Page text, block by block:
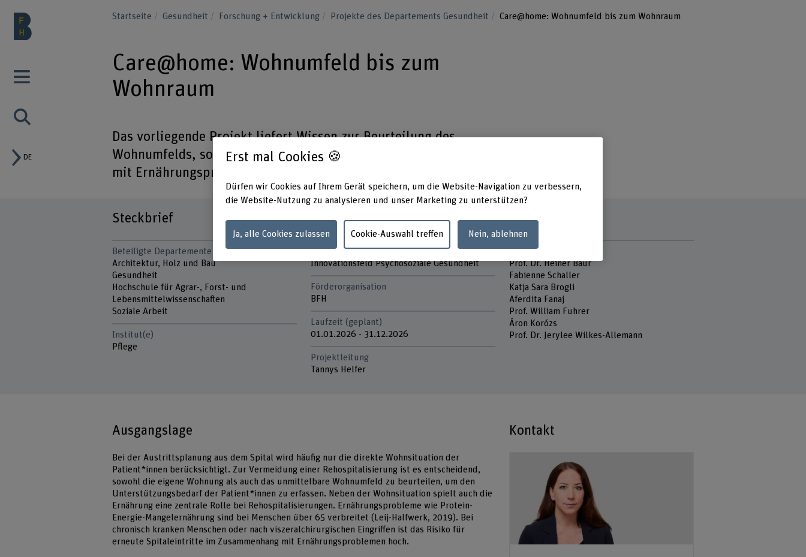
DE
Startseite Gesundheit Forschung + Entwicklung Projekte des Departements Gesundheit Care@home: Wohnumfeld bis zum Wohnraum
Care@home: Wohnumfeld bis zum
Wohnraum
Das vorliegende Projekt liefert Wissen zur Beurteilung des
Wohnumfelds, sowie zur effizienten Versorgung von Patient*innen
mit Ernährungsproblemen im Care@home-Kontext.
Steckbrief
Beteiligte Departemente
Architektur, Holz und Bau
Gesundheit
Hochschule für Agrar-, Forst- und
Lebensmittelwissenschaften
Soziale Arbeit
Institut(e)
Pflege
Forschungseinheit(en)
Innovationsfeld Psychosoziale Gesundheit
Förderorganisation
BFH
Laufzeit (geplant)
01.01.2026 - 31.12.2026
Projektleitung
Tannys Helfer
Projektmitarbeitende
Prof. Dr. Heiner Baur
Fabienne Schaller
Katja Sara Brogli
Aferdita Fanaj
Prof. William Fuhrer
Áron Korózs
Prof. Dr. Jerylee Wilkes-Allemann
Ausgangslage
Bei der Austrittsplanung aus dem Spital wird häufig nur die direkte Wohnsituation der
Patient*innen berücksichtigt. Zur Vermeidung einer Rehospitalisierung ist es entscheidend,
sowohl die eigene Wohnung als auch das unmittelbare Wohnumfeld zu beurteilen, um den
Unterstützungsbedarf der Patient*innen zu erfassen. Neben der Wohnsituation spielt auch die
Ernährung eine zentrale Rolle bei Rehospitalisierungen. Ernährungsprobleme wie Protein-
Energie-Mangelernährung sind bei Menschen über 65 verbreitet (Leij-Halfwerk, 2019). Bei
chronisch kranken Menschen oder nach viszeralchirurgischen Eingriffen ist das Risiko für
erneute Spitaleintritte im Zusammenhang mit Ernährungsproblemen hoch.
Kontakt
Erst mal Cookies 🍪
Dürfen wir Cookies auf Ihrem Gerät speichern, um die Website-Navigation zu verbessern,
die Website-Nutzung zu analysieren und unser Marketing zu unterstützen?
Ja, alle Cookies zulassen Cookie-Auswahl treffen Nein, ablehnen